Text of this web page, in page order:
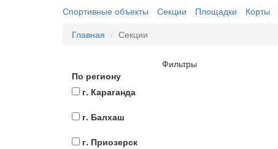
Спортивные объекты
Секции Площадки Корты
Главная
Секции
Фильтры
По региону
г. Караганда
г. Балхаш
г. Приозерск